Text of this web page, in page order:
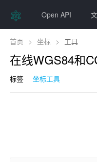
Open API
首页 > 坐标 > 工具
在线WGS84和
标签 坐标工具